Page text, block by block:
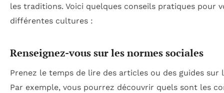
les traditions. Voici quelques conseils pratiques pour
différentes cultures :
Renseignez-vous sur les normes sociales
Prenez le temps de lire des articles ou des guides
Par exemple, vous pourrez découvrir quels sont les